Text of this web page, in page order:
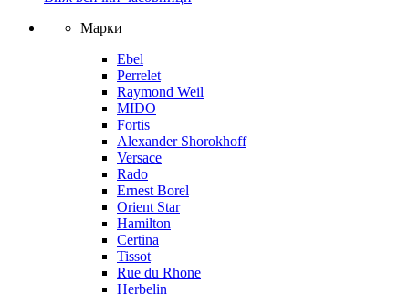
Марки
Ebel
Perrelet
Raymond Weil
MIDO
Fortis
Alexander Shorokhoff
Versace
Rado
Ernest Borel
Orient Star
Hamilton
Certina
Tissot
Rue du Rhone
Herbelin